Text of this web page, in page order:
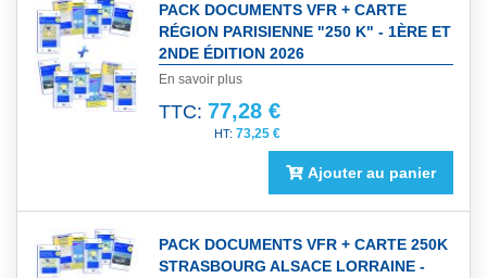
PACK DOCUMENTS VFR + CARTE
RÉGION PARISIENNE "250 K" - 1ÈRE ET
2NDE ÉDITION 2026
En savoir plus
TTC: 77,28 €
73,25 €
Ajouter au panier
PACK DOCUMENTS VFR + CARTE 250K
STRASBOURG ALSACE LORRAINE -